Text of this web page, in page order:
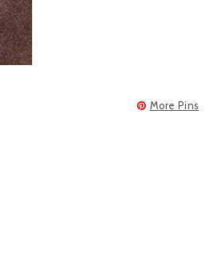
More Pins